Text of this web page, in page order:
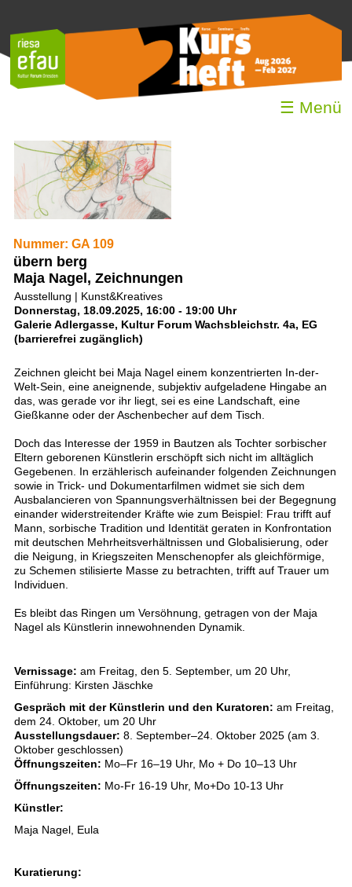
☰ Menü
Nummer: GA 109
übern berg
Maja Nagel, Zeichnungen
Ausstellung | Kunst&Kreatives
Donnerstag, 18.09.2025, 16:00 - 19:00 Uhr
Galerie Adlergasse, Kultur Forum Wachsbleichstr. 4a, EG
(barrierefrei zugänglich)
Zeichnen gleicht bei Maja Nagel einem konzentrierten In-der-
Welt-Sein, eine aneignende, subjektiv aufgeladene Hingabe an
das, was gerade vor ihr liegt, sei es eine Landschaft, eine
Gießkanne oder der Aschenbecher auf dem Tisch.
Doch das Interesse der 1959 in Bautzen als Tochter sorbischer
Eltern geborenen Künstlerin erschöpft sich nicht im alltäglich
Gegebenen. In erzählerisch aufeinander folgenden Zeichnungen
sowie in Trick- und Dokumentarfilmen widmet sie sich dem
Ausbalancieren von Spannungsverhältnissen bei der Begegnung
einander widerstreitender Kräfte wie zum Beispiel: Frau trifft auf
Mann, sorbische Tradition und Identität geraten in Konfrontation
mit deutschen Mehrheitsverhältnissen und Globalisierung, oder
die Neigung, in Kriegszeiten Menschenopfer als gleichförmige,
zu Schemen stilisierte Masse zu betrachten, trifft auf Trauer um
Individuen.
Es bleibt das Ringen um Versöhnung, getragen von der Maja
Nagel als Künstlerin innewohnenden Dynamik.
Vernissage: am Freitag, den 5. September, um 20 Uhr,
Einführung: Kirsten Jäschke
Gespräch mit der Künstlerin und den Kuratoren: am Freitag,
dem 24. Oktober, um 20 Uhr
Ausstellungsdauer: 8. September–24. Oktober 2025 (am 3.
Oktober geschlossen)
Öffnungszeiten: Mo–Fr 16–19 Uhr, Mo + Do 10–13 Uhr
Öffnungszeiten: Mo-Fr 16-19 Uhr, Mo+Do 10-13 Uhr
Künstler:
Maja Nagel, Eula
Kuratierung: